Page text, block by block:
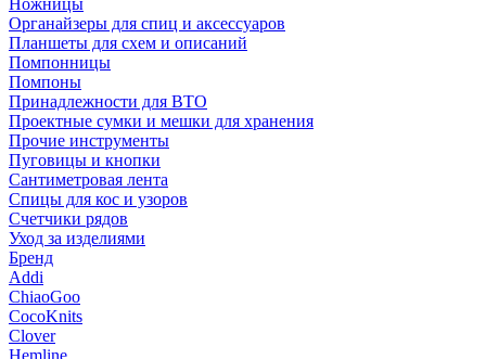
Ножницы
Органайзеры для спиц и аксессуаров
Планшеты для схем и описаний
Помпонницы
Помпоны
Принадлежности для ВТО
Проектные сумки и мешки для хранения
Прочие инструменты
Пуговицы и кнопки
Сантиметровая лента
Спицы для кос и узоров
Счетчики рядов
Уход за изделиями
Бренд
Addi
ChiaoGoo
CocoKnits
Clover
Hemline